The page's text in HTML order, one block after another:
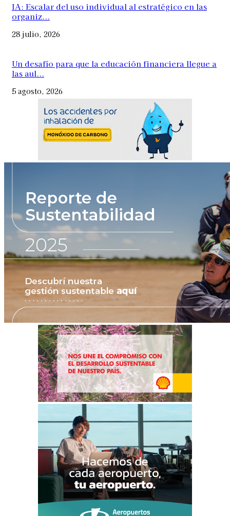
IA: Escalar del uso individual al estratégico en las
organiz...
28 julio, 2026
Un desafío para que la educación financiera llegue a
las aul...
5 agosto, 2026